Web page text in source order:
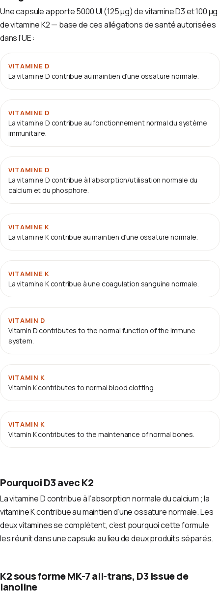
Une capsule apporte 5000 UI (125 µg) de vitamine D3 et 100 µg
de vitamine K2 — base de ces allégations de santé autorisées
dans l’UE :
VITAMINE D
La vitamine D contribue au maintien d’une ossature normale.
VITAMINE D
La vitamine D contribue au fonctionnement normal du système
immunitaire.
VITAMINE D
La vitamine D contribue à l’absorption/utilisation normale du
calcium et du phosphore.
VITAMINE K
La vitamine K contribue au maintien d’une ossature normale.
VITAMINE K
La vitamine K contribue à une coagulation sanguine normale.
VITAMIN D
Vitamin D contributes to the normal function of the immune
system.
VITAMIN K
Vitamin K contributes to normal blood clotting.
VITAMIN K
Vitamin K contributes to the maintenance of normal bones.
Pourquoi D3 avec K2
La vitamine D contribue à l’absorption normale du calcium ; la
vitamine K contribue au maintien d’une ossature normale. Les
deux vitamines se complètent, c’est pourquoi cette formule
les réunit dans une capsule au lieu de deux produits séparés.
K2 sous forme MK-7 all-trans, D3 issue de
lanoline